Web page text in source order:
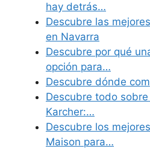
hay detrás…
Descubre las
en Navarra
Descubre por qué
opción para…
Descubre dónde
Descubre todo
Karcher:…
Descubre los
Maison para…